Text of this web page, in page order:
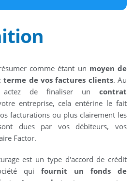
comme étant un moyen de
de vos factures clients. Au
actez de finaliser un contrat
entreprise, cela entérine le fait
facturations ou plus clairement les
dues par vos débiteurs, vos
Factor.
est un type d'accord de crédit
qui fournit un fonds de